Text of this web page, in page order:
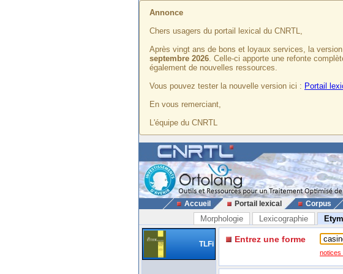
Annonce
Chers usagers du portail lexical du CNRTL,
Après vingt ans de bons et loyaux services, la
septembre 2026. Celle-ci apporte une refonte
également de nouvelles ressources.
Vous pouvez tester la nouvelle version ici : Portail
En vous remerciant,
L'équipe du CNRTL
Accueil Portail lexical Corpus
Morphologie Lexicographie
TLFi Entrez une forme
notices